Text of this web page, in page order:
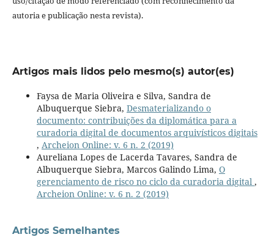
autoria e publicação nesta revista).
Artigos mais lidos pelo mesmo(s) autor(es)
Faysa de Maria Oliveira e Silva, Sandra de
Albuquerque Siebra, Desmaterializando o
documento: contribuições da diplomática para a
curadoria digital de documentos arquivísticos digitais
, Archeion Online: v. 6 n. 2 (2019)
Aureliana Lopes de Lacerda Tavares, Sandra de
Albuquerque Siebra, Marcos Galindo Lima, O
gerenciamento de risco no ciclo da curadoria digital ,
Archeion Online: v. 6 n. 2 (2019)
Artigos Semelhantes